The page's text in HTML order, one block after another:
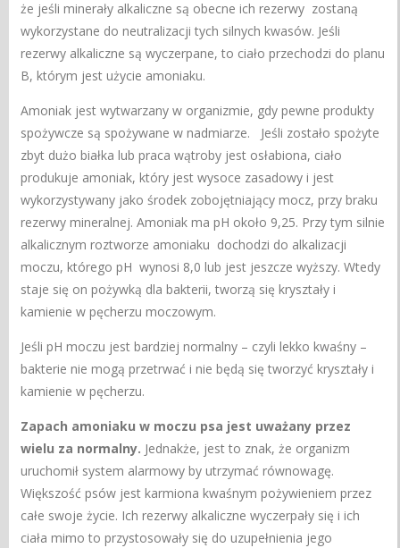
że jeśli minerały alkaliczne są obecne ich rezerwy zostaną
wykorzystane do neutralizacji tych silnych kwasów. Jeśli
rezerwy alkaliczne są wyczerpane, to ciało przechodzi do planu
B, którym jest użycie amoniaku.
Amoniak jest wytwarzany w organizmie, gdy pewne produkty
spożywcze są spożywane w nadmiarze. Jeśli zostało spożyte
zbyt dużo białka lub praca wątroby jest osłabiona, ciało
produkuje amoniak, który jest wysoce zasadowy i jest
wykorzystywany jako środek zobojętniający mocz, przy braku
rezerwy mineralnej. Amoniak ma pH około 9,25. Przy tym silnie
alkalicznym roztworze amoniaku dochodzi do alkalizacji
moczu, którego pH wynosi 8,0 lub jest jeszcze wyższy. Wtedy
staje się on pożywką dla bakterii, tworzą się kryształy i
kamienie w pęcherzu moczowym.
Jeśli pH moczu jest bardziej normalny – czyli lekko kwaśny –
bakterie nie mogą przetrwać i nie będą się tworzyć kryształy i
kamienie w pęcherzu.
Zapach amoniaku w moczu psa jest uważany przez
wielu za normalny. Jednakże, jest to znak, że organizm
uruchomił system alarmowy by utrzymać równowagę.
Większość psów jest karmiona kwaśnym pożywieniem przez
całe swoje życie. Ich rezerwy alkaliczne wyczerpały się i ich
ciała mimo to przystosowały się do uzupełnienia jego